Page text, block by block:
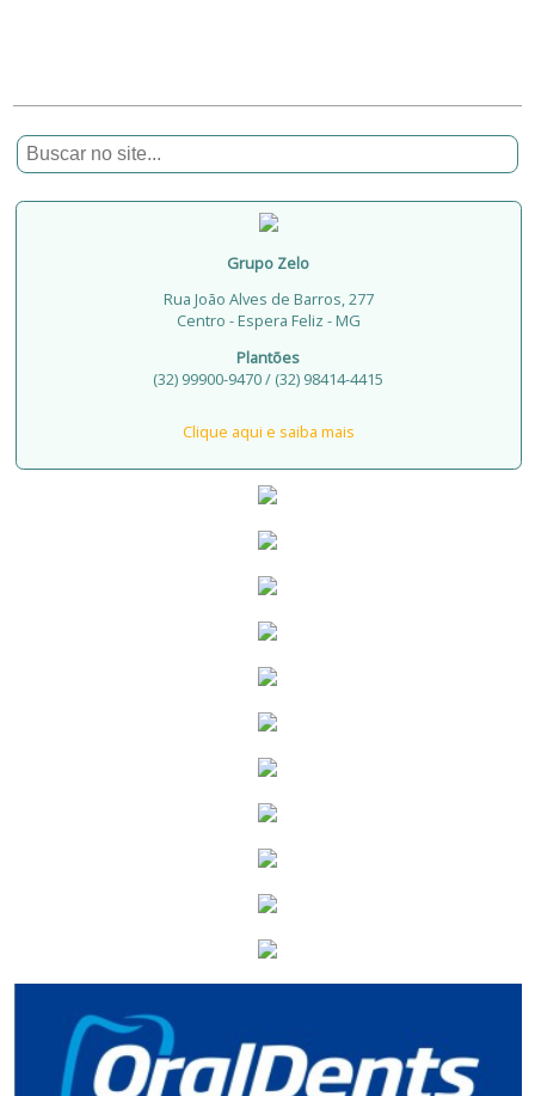
Grupo Zelo
Rua João Alves de Barros, 277
Centro - Espera Feliz - MG
Plantões
(32) 99900-9470 / (32) 98414-4415
Clique aqui e saiba mais